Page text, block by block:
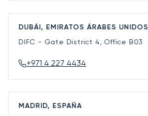
DUBÁI, EMIRATOS ÁRABES UNIDOS
DIFC - Gate District 4, Office B03
+971 4 227 4434
MADRID, ESPAÑA